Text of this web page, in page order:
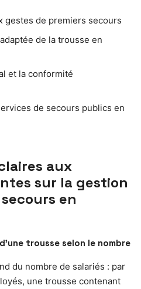
gestes de premiers secours
de la trousse en
et la conformité
de secours publics en
aux
sur la gestion
en
trousse selon le nombre
du nombre de salariés : par
une trousse contenant